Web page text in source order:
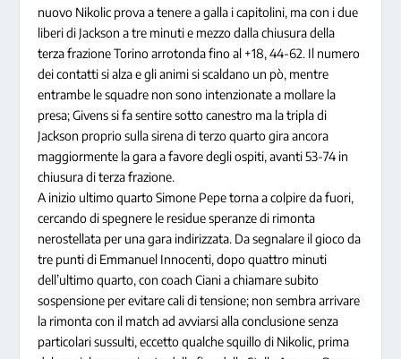
nuovo Nikolic prova a tenere a galla i capitolini, ma con i due
liberi di Jackson a tre minuti e mezzo dalla chiusura della
terza frazione Torino arrotonda fino al +18, 44-62. Il numero
dei contatti si alza e gli animi si scaldano un pò, mentre
entrambe le squadre non sono intenzionate a mollare la
presa; Givens si fa sentire sotto canestro ma la tripla di
Jackson proprio sulla sirena di terzo quarto gira ancora
maggiormente la gara a favore degli ospiti, avanti 53-74 in
chiusura di terza frazione.
A inizio ultimo quarto Simone Pepe torna a colpire da fuori,
cercando di spegnere le residue speranze di rimonta
nerostellata per una gara indirizzata. Da segnalare il gioco da
tre punti di Emmanuel Innocenti, dopo quattro minuti
dell’ultimo quarto, con coach Ciani a chiamare subito
sospensione per evitare cali di tensione; non sembra arrivare
la rimonta con il match ad avviarsi alla conclusione senza
particolari sussulti, eccetto qualche squillo di Nikolic, prima